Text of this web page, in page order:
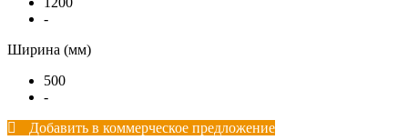
-
Ширина (мм)
500
-
Добавить в коммерческое предложение